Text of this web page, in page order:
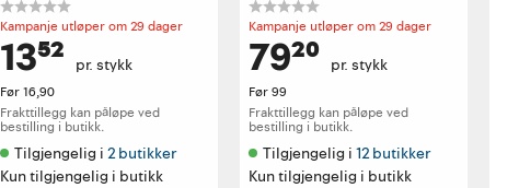
Kampanje utløper om 29 dager
13⁵² pr. stykk
Før16,90
Frakttillegg kan påløpe ved
bestilling i butikk.
Tilgjengelig i 2 butikker
Kun tilgjengelig i butikk
Kampanje utløper om 29 dager
79²⁰ pr. stykk
Før 99
Frakttillegg kan påløpe ved
bestilling i butikk.
Tilgjengelig i 12 butikker
Kun tilgjengelig i butikk